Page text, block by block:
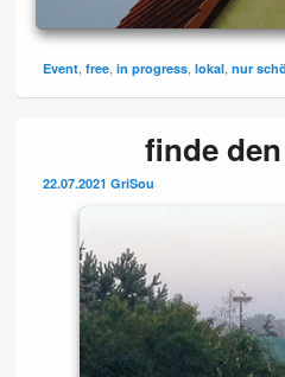
Event ,free ,in progress ,lokal ,nur
finde
22.07.2021 GriSou